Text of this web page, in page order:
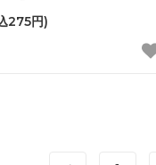
275円)